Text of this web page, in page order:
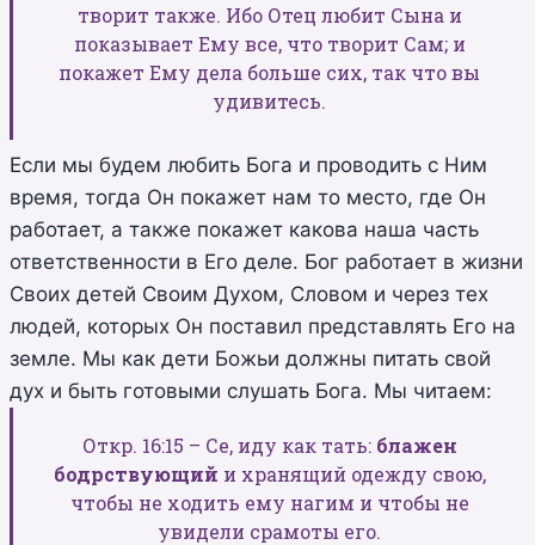
творит также. Ибо Отец любит Сына и
показывает Ему все, что творит Сам; и
покажет Ему дела больше сих, так что вы
удивитесь.
Если мы будем любить Бога и проводить с Ним
время, тогда Он покажет нам то место, где Он
работает, а также покажет какова наша часть
ответственности в Его деле. Бог работает в жизни
Своих детей Своим Духом, Словом и через тех
людей, которых Он поставил представлять Его на
земле. Мы как дети Божьи должны питать свой
дух и быть готовыми слушать Бога. Мы читаем:
Откр. 16:15 – Се, иду как тать: блажен
бодрствующий и хранящий одежду свою,
чтобы не ходить ему нагим и чтобы не
увидели срамоты его.